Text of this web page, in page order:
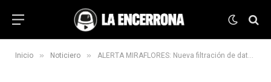
Inicio » Noticiero » ALERTA MIRAFLORES: Nueva filtración de datos de vecinos #LaEncerrona